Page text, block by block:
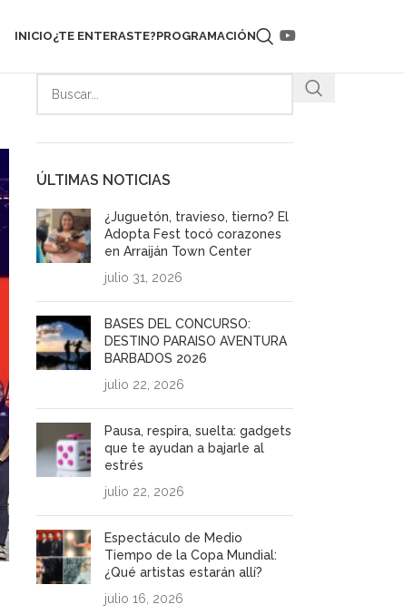
INICIO¿TE ENTERASTE?PROGRAMACIÓN
ÚLTIMAS NOTICIAS
¿Juguetón, travieso, tierno? El
Adopta Fest tocó corazones
en Arraiján Town Center
julio 31, 2026
BASES DEL CONCURSO:
DESTINO PARAISO AVENTURA
BARBADOS 2026
julio 22, 2026
Pausa, respira, suelta: gadgets
que te ayudan a bajarle al
estrés
julio 22, 2026
Espectáculo de Medio
Tiempo de la Copa Mundial:
¿Qué artistas estarán allí?
julio 16, 2026